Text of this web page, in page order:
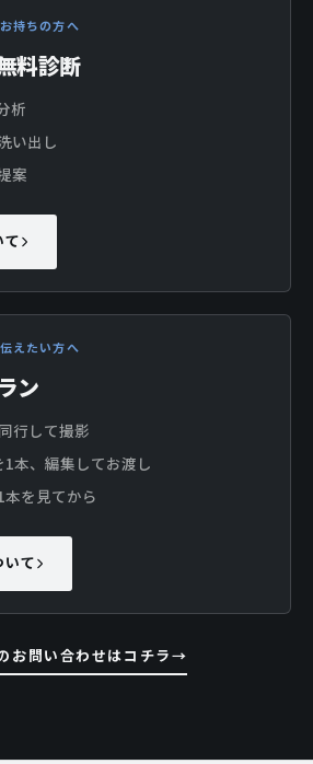
持ちの方へ
料診断
析
い出し
案
て
えたい方へ
ン
行して撮影
本、編集してお渡し
を見てから
いて
お問い合わせはコチラ